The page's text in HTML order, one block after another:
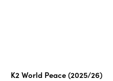
K2 World Peace (2025/26)